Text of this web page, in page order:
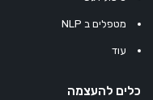
מטפלים ב NLP
עוד
כלים להעצמה